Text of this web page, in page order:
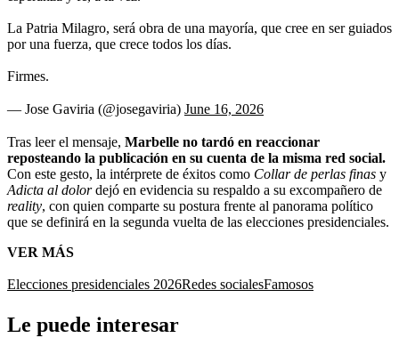
La Patria Milagro, será obra de una mayoría, que cree en ser guiados
por una fuerza, que crece todos los días.
Firmes.
— Jose Gaviria (@josegaviria) June 16, 2026
Tras leer el mensaje, Marbelle no tardó en reaccionar
reposteando la publicación en su cuenta de la misma red social.
Con este gesto, la intérprete de éxitos como Collar de perlas finas y
Adicta al dolordejó en evidencia su respaldo a su excompañero de
reality, con quien comparte su postura frente al panorama político
que se definirá en la segunda vuelta de las elecciones presidenciales.
VER MÁS
Elecciones presidenciales 2026Redes socialesFamosos
Le puede interesar